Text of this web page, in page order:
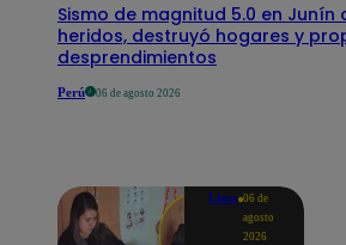
Sismo de magnitud 5.0 en Junín
heridos, destruyó hogares y
desprendimientos
Perú 06 de agosto 2026
Lima 06 de
agosto
2026